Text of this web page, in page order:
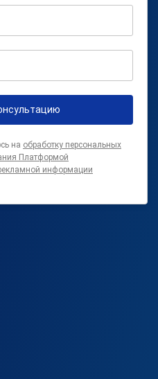
на обработку персональных
Платформой
информации